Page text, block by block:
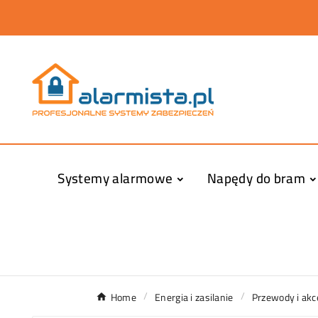
Systemy alarmowe Napędy do bram
Home Energia i zasilanie Przewody i